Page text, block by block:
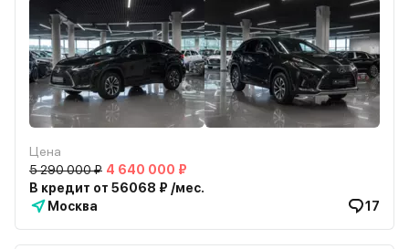
Цена
5 290 000 ₽ 4 640 000 ₽
В кредит от 56068 ₽ /мес.
Москва
17